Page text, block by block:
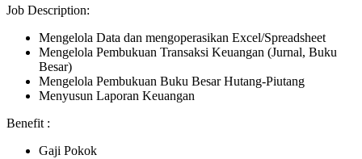
Job Description:
Mengelola Data dan mengoperasikan Excel/Spreadsheet
Mengelola Pembukuan Transaksi Keuangan (Jurnal, Buku
Besar)
Mengelola Pembukuan Buku Besar Hutang-Piutang
Menyusun Laporan Keuangan
Benefit :
Gaji Pokok